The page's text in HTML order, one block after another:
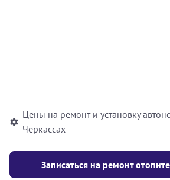
Цены на ремонт и установку
Черкассах
Записаться на ремонт